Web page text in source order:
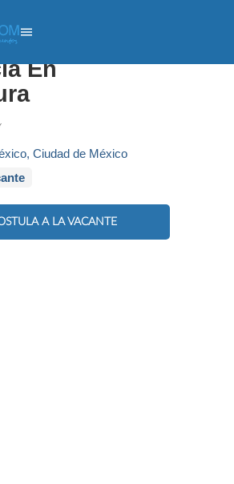
Producción -
En
Ciudad de México
A LA VACANTE